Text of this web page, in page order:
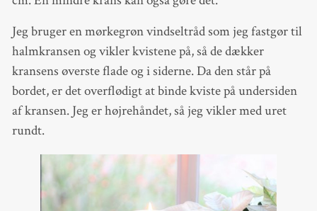
Jeg bruger en mørkegrøn vindseltråd som jeg fastgør til
halmkransen og vikler kvistene på, så de dækker
kransens øverste flade og i siderne. Da den står på
bordet, er det overflødigt at binde kviste på undersiden
af kransen. Jeg er højrehåndet, så jeg vikler med uret
rundt.